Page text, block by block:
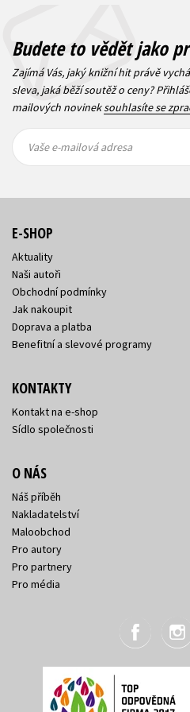
Budete to vědět jako
Zajímá Vás, jaký knižní hit právě
sleva, jaká běží soutěž o ceny?
mailových novineksouhlasíte se
mailová
mailová
Vaše e-mailová adresa
E-SHOP
Aktuality
Naši autoři
Obchodní podmínky
Jak nakoupit
Doprava a platba
Benefitní a slevové programy
KONTAKTY
Kontakt na e-shop
Sídlo společnosti
O NÁS
Náš příběh
Nakladatelství
Maloobchod
Pro autory
Pro partnery
Pro média